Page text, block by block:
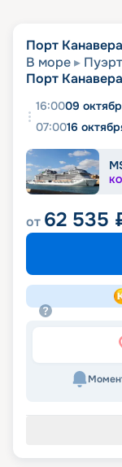
Порт
В море
Порт
16:0009
07:0016
от 62 535